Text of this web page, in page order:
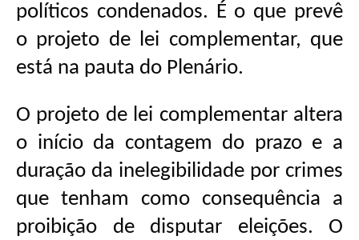
políticos condenados. É o que prevê
o projeto de lei complementar, que
está na pauta do Plenário.
O projeto de lei complementar altera
o início da contagem do prazo e a
duração da inelegibilidade por crimes
que tenham como consequência a
proibição de disputar eleições. O